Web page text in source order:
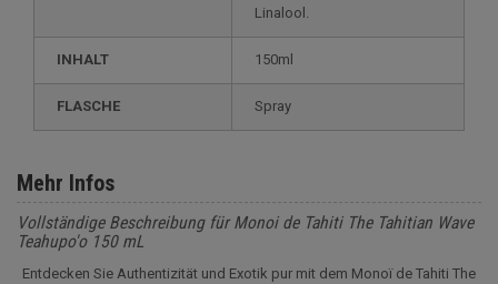
Linalool.
INHALT 150ml
FLASCHE Spray
Mehr Infos
Vollständige Beschreibung für Monoi de Tahiti The Tahitian Wave
Teahupo'o 150 mL
Entdecken Sie Authentizität und Exotik pur mit dem Monoï de Tahiti The